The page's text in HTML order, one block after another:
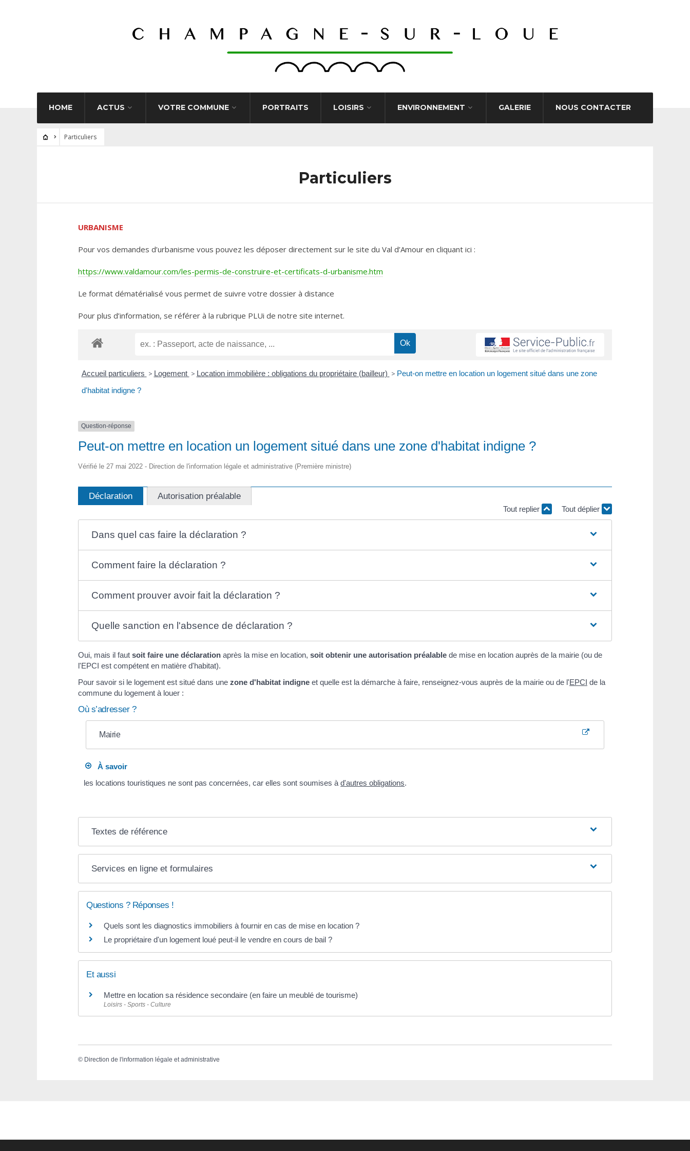
HOME ACTUS VOTRE COMMUNE PORTRAITS LOISIRS ENVIRONNEMENT GALERIE NOUS CONTACTER
Particuliers
Particuliers
URBANISME
Pour vos demandes d’urbanisme vous pouvez les déposer directement sur le site du Val d’Amour en cliquant ici :
https://www.valdamour.com/les-permis-de-construire-et-certificats-d-urbanisme.htm
Le format dématérialisé vous permet de suivre votre dossier à distance
Pour plus d’information, se référer à la rubrique PLUi de notre site internet.
Accueil particuliers > Logement > Location immobilière : obligations du propriétaire (bailleur) > Peut-on mettre en location un logement situé dans une zone
d'habitat indigne ?
Question-réponse
Peut-on mettre en location un logement situé dans une zone d'habitat indigne ?
Vérifié le 27 mai 2022 - Direction de l'information légale et administrative (Première ministre)
Déclaration Autorisation préalable
Tout replier Tout déplier
Dans quel cas faire la déclaration ?
Comment faire la déclaration ?
Comment prouver avoir fait la déclaration ?
Quelle sanction en l'absence de déclaration ?
Oui, mais il faut soit faire une déclaration après la mise en location, soit obtenir une autorisation préalable de mise en location auprès de la mairie (ou de
l'EPCI est compétent en matière d'habitat).
Pour savoir si le logement est situé dans une zone d'habitat indigne et quelle est la démarche à faire, renseignez-vous auprès de la mairie ou de l'EPCI de la
commune du logement à louer :
Où s’adresser ?
Mairie
À savoir
les locations touristiques ne sont pas concernées, car elles sont soumises àd'autres obligations.
Textes de référence
Services en ligne et formulaires
Questions ? Réponses !
Quels sont les diagnostics immobiliers à fournir en cas de mise en location ?
Le propriétaire d'un logement loué peut-il le vendre en cours de bail ?
Et aussi
Mettre en location sa résidence secondaire (en faire un meublé de tourisme)
Loisirs - Sports - Culture
© Direction de l'information légale et administrative